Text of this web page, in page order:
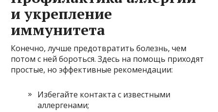
и укрепление
иммунитета
Конечно, лучше предотвратить болезнь, чем
потом с ней бороться. Здесь на помощь приходят
простые, но эффективные рекомендации:
Избегайте контакта с известными
аллергенами;